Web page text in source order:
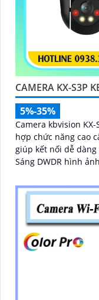
CAMERA KX-S3P
5%-35%
Camera kbvision
hợp chức năng cao
giúp kết nối dễ dàng với đầu ghi.
Sáng DWDR hình